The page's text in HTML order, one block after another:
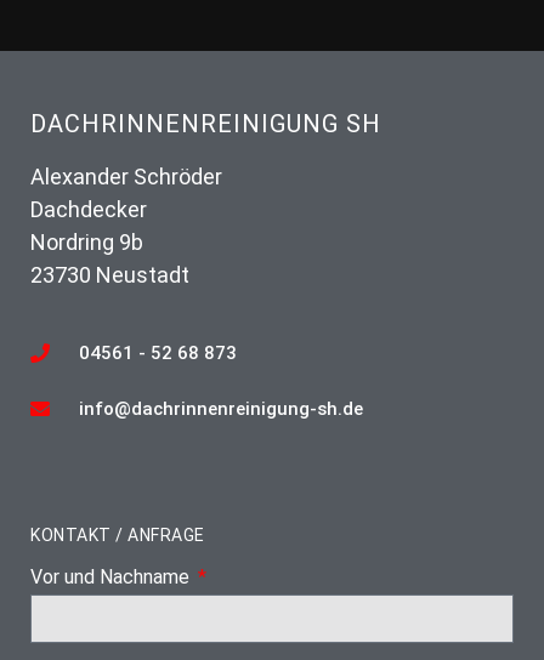
DACHRINNENREINIGUNG SH
Alexander Schröder
Dachdecker
Nordring 9b
23730 Neustadt
04561 - 52 68 873
info@dachrinnenreinigung-sh.de
KONTAKT / ANFRAGE
Vor und Nachname